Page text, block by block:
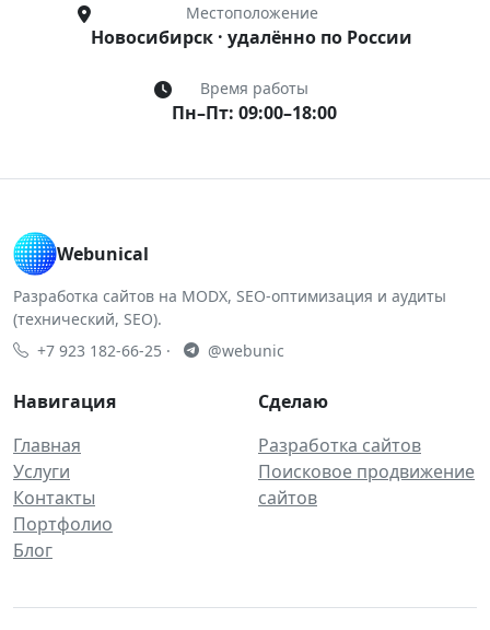
Местоположение
Новосибирск · удалённо по России
Время работы
Пн–Пт: 09:00–18:00
Webunical
Разработка сайтов на MODX, SEO-оптимизация и аудиты
(технический, SEO).
+7 923 182-66-25 · @webunic
Навигация
Главная
Услуги
Контакты
Портфолио
Блог
Сделаю
Разработка сайтов
Поисковое продвижение
сайтов